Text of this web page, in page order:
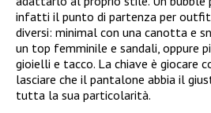
infatti il punto di partenza per
diversi: minimal con una canotta e
un top femminile e sandali, oppure
gioielli e tacco. La chiave è giocare
lasciare che il pantalone abbia il
tutta la sua particolarità.